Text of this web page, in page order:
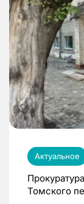
Актуальное
Томского